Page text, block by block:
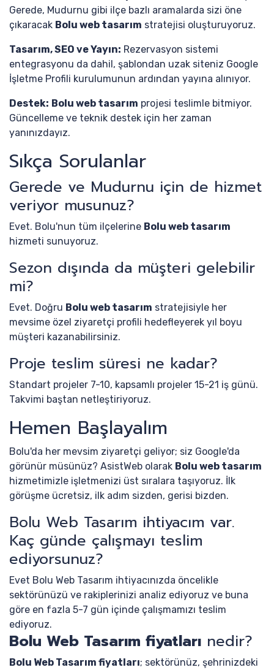
Gerede, Mudurnu gibi ilçe bazlı aramalarda sizi öne
çıkaracak Bolu web tasarım stratejisi oluşturuyoruz.
Tasarım, SEO ve Yayın: Rezervasyon sistemi
entegrasyonu da dahil, şablondan uzak siteniz Google
İşletme Profili kurulumunun ardından yayına alınıyor.
Destek: Bolu web tasarım projesi teslimle bitmiyor.
Güncelleme ve teknik destek için her zaman
yanınızdayız.
Sıkça Sorulanlar
Gerede ve Mudurnu için de hizmet
veriyor musunuz?
Evet. Bolu'nun tüm ilçelerine Bolu web tasarım
hizmeti sunuyoruz.
Sezon dışında da müşteri gelebilir
mi?
Evet. Doğru Bolu web tasarım stratejisiyle her
mevsime özel ziyaretçi profili hedefleyerek yıl boyu
müşteri kazanabilirsiniz.
Proje teslim süresi ne kadar?
Standart projeler 7-10, kapsamlı projeler 15-21 iş günü.
Takvimi baştan netleştiriyoruz.
Hemen Başlayalım
Bolu'da her mevsim ziyaretçi geliyor; siz Google'da
görünür müsünüz? AsistWeb olarak Bolu web tasarım
hizmetimizle işletmenizi üst sıralara taşıyoruz. İlk
görüşme ücretsiz, ilk adım sizden, gerisi bizden.
Bolu Web Tasarım ihtiyacım var.
Kaç günde çalışmayı teslim
ediyorsunuz?
Evet Bolu Web Tasarım ihtiyacınızda öncelikle
sektörünüzü ve rakiplerinizi analiz ediyoruz ve buna
göre en fazla 5-7 gün içinde çalışmamızı teslim
ediyoruz.
Bolu Web Tasarım fiyatları nedir?
Bolu Web Tasarım fiyatları; sektörünüz, şehrinizdeki